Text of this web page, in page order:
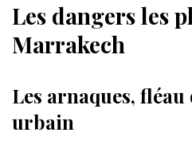
Les dangers les
Marrakech
Les arnaques,
urbain